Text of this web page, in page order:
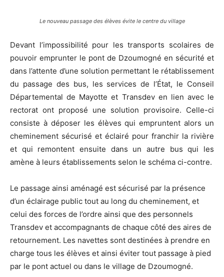
Le nouveau passage des élèves évite le centre du village
Devant l’impossibilité pour les transports scolaires de
pouvoir emprunter le pont de Dzoumogné en sécurité et
dans l’attente d’une solution permettant le rétablissement
du passage des bus, les services de l’État, le Conseil
Départemental de Mayotte et Transdev en lien avec le
rectorat ont proposé une solution provisoire. Celle-ci
consiste à déposer les élèves qui empruntent alors un
cheminement sécurisé et éclairé pour franchir la rivière
et qui remontent ensuite dans un autre bus qui les
amène à leurs établissements selon le schéma ci-contre.
Le passage ainsi aménagé est sécurisé par la présence
d’un éclairage public tout au long du cheminement, et
celui des forces de l’ordre ainsi que des personnels
Transdev et accompagnants de chaque côté des aires de
retournement. Les navettes sont destinées à prendre en
charge tous les élèves et ainsi éviter tout passage à pied
par le pont actuel ou dans le village de Dzoumogné.